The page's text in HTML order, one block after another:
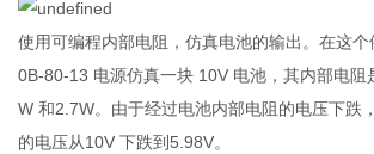
使用可编程内部电阻，仿真电池的输出。在这
0B-80-13 电源仿真一块 10V 电池，其内部电阻
W 和2.7W。由于经过电池内部电阻的电压下跌
的电压从10V 下跌到5.98V。